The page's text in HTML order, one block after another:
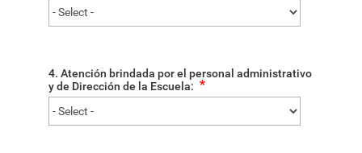
4. Atención brindada por el personal administrativo
y de Dirección de la Escuela: